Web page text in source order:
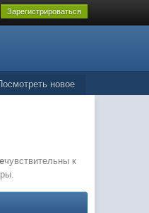
Зарегистрироваться
новое
чувствительны к